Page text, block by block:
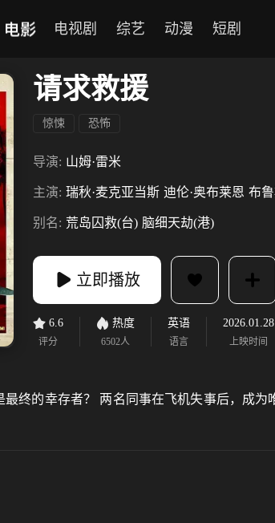
电影 电视剧 综艺 动漫 短剧
请求救援
惊悚 恐怖
导演: 山姆·雷米
主演: 瑞秋·麦克亚当斯 迪伦·奥布莱恩 布
别名: 荒岛囚救(台) 脑细天劫(港)
立即播放
6.6
评分
热度
6502人
英语
语言
2026.01.28
上映时间
最终的幸存者？ 两名同事在飞机失事后，成